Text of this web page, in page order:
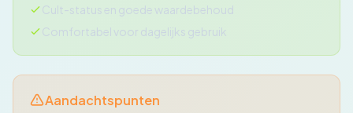
Cult-status en goede waardebehoud
Comfortabel voor dagelijks gebruik
Aandachtspunten